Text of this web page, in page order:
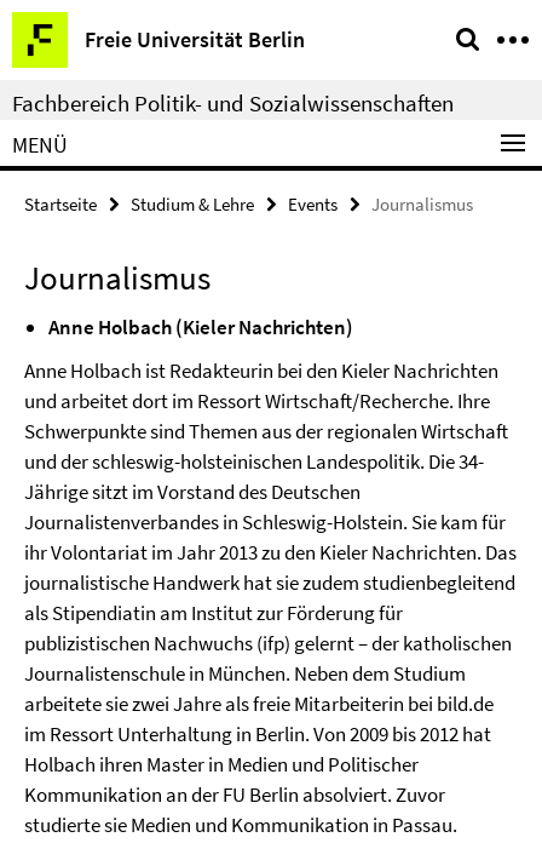
Springe
direkt
zu
Inhalt
Freie Universität Berlin
Service-
Navigation
Fachbereich Politik- und Sozialwissenschaften
MENÜ
Startseite Studium & Lehre Events Journalismus
Journalismus
Anne Holbach (Kieler Nachrichten)
Anne Holbach ist Redakteurin bei den Kieler Nachrichten
und arbeitet dort im Ressort Wirtschaft/Recherche. Ihre
Schwerpunkte sind Themen aus der regionalen Wirtschaft
und der schleswig-holsteinischen Landespolitik. Die 34-
Jährige sitzt im Vorstand des Deutschen
Journalistenverbandes in Schleswig-Holstein. Sie kam für
ihr Volontariat im Jahr 2013 zu den Kieler Nachrichten. Das
journalistische Handwerk hat sie zudem studienbegleitend
als Stipendiatin am Institut zur Förderung für
publizistischen Nachwuchs (ifp) gelernt – der katholischen
Journalistenschule in München. Neben dem Studium
arbeitete sie zwei Jahre als freie Mitarbeiterin bei bild.de
im Ressort Unterhaltung in Berlin. Von 2009 bis 2012 hat
Holbach ihren Master in Medien und Politischer
Kommunikation an der FU Berlin absolviert. Zuvor
studierte sie Medien und Kommunikation in Passau.